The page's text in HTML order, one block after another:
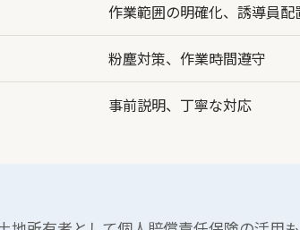
作業範囲の明確化、誘導員配
粉塵対策、作業時間遵守
事前説明、丁寧な対応